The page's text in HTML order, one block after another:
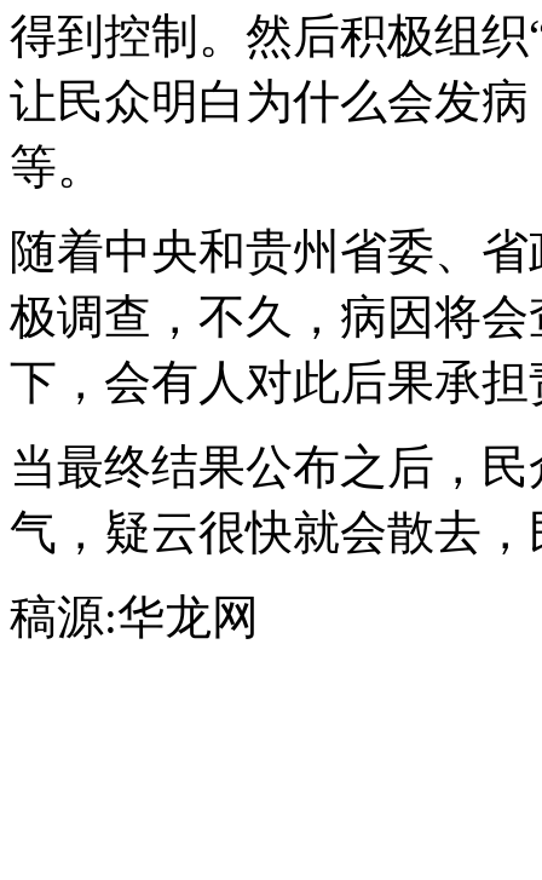
得到控制。然后积极组
让民众明白为什么会发
等。
随着中央和贵州省委、
极调查，不久，病因将
下，会有人对此后果承担
当最终结果公布之后，
气，疑云很快就会散去
稿源:华龙网